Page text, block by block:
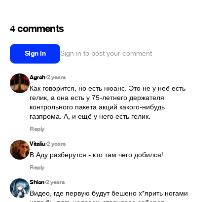
4 comments
Sign in Sign in to post your comment
Agroh•2 years
Как говорится, но есть нюанс. Это не у неё есть
гелик, а она есть у 75-летнего держателя
контрольного пакета акций какого-нибудь
газпрома. А, и ещё у него есть гелик.
Reply
Vitaliu•2 years
В Аду разберутся - кто там чего добился!
Reply
Shion•2 years
Видео, где первую будут бешено х*ярить ногами